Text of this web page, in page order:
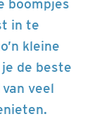
boompjes
in te
kleine
de beste
veel